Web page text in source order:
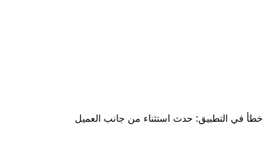
خطأ في التطبيق: حدث استثناء من جانب العميل